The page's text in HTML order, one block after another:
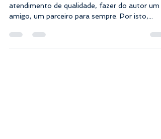
atendimento de qualidade, fazer do autor um
amigo, um parceiro para sempre. Por isto,...